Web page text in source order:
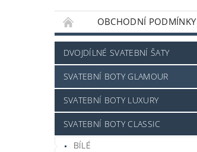
OBCHODNÍ PODMÍNKY
NAPIŠTE NÁM
DVOJDÍLNÉ SVATEBNÍ ŠATY
SVATEBNÍ BOTY GLAMOUR
SVATEBNÍ BOTY LUXURY
SVATEBNÍ BOTY CLASSIC
BÍLÉ